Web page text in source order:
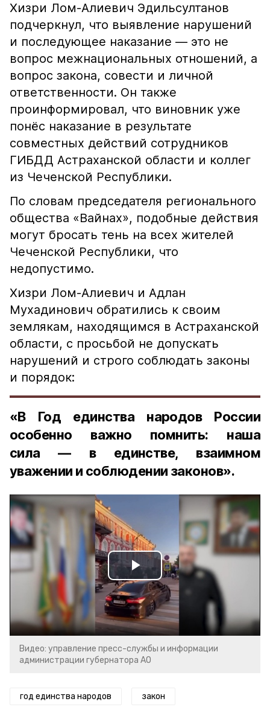
Хизри Лом-Алиевич Эдильсултанов
подчеркнул, что выявление нарушений
и последующее наказание — это не
вопрос межнациональных отношений, а
вопрос закона, совести и личной
ответственности. Он также
проинформировал, что виновник уже
понёс наказание в результате
совместных действий сотрудников
ГИБДД Астраханской области и коллег
из Чеченской Республики.
По словам председателя регионального
общества «Вайнах», подобные действия
могут бросать тень на всех жителей
Чеченской Республики, что
недопустимо.
Хизри Лом-Алиевич и Адлан
Мухадинович обратились к своим
землякам, находящимся в Астраханской
области, с просьбой не допускать
нарушений и строго соблюдать законы
и порядок:
«В Год единства народов России
особенно важно помнить: наша
сила — в единстве, взаимном
уважении и соблюдении законов».
Play
Video
Видео: управление пресс-службы и информации
администрации губернатора АО
год единства народов закон